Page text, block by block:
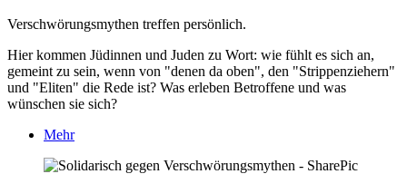
Verschwörungsmythen treffen persönlich.
Hier kommen Jüdinnen und Juden zu Wort: wie fühlt es sich an,
gemeint zu sein, wenn von "denen da oben", den "Strippenziehern"
und "Eliten" die Rede ist? Was erleben Betroffene und was
wünschen sie sich?
Mehr